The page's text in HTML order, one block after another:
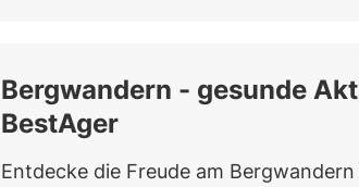
Bergwandern - gesunde
BestAger
Entdecke die Freude am